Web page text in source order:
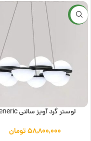
جدید
لوستر گرد آویز سالنی Generic
۵۸,۸۰۰,۰۰۰تومان